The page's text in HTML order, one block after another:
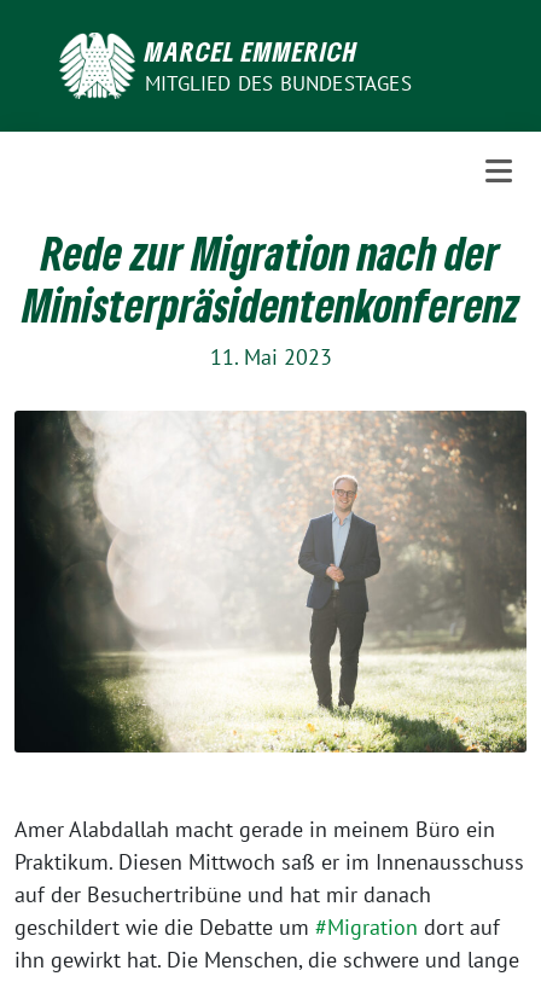
MARCEL EMMERICH
MITGLIED DES BUNDESTAGES
Rede zur Migration nach der
Ministerpräsidentenkonferenz
11. Mai 2023
Amer Alabdallah macht gerade in meinem Büro ein
Praktikum. Diesen Mittwoch saß er im Innenausschuss
auf der Besuchertribüne und hat mir danach
geschildert wie die Debatte um #Migration dort auf
ihn gewirkt hat. Die Menschen, die schwere und lange